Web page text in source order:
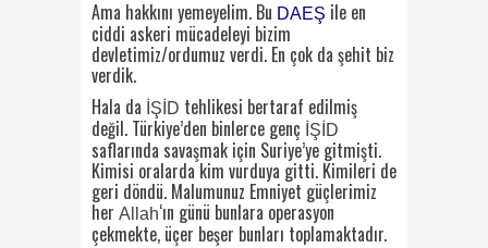
Ama hakkını yemeyelim. Bu DAEŞ ile en
ciddi askeri mücadeleyi bizim
devletimiz/ordumuz verdi. En çok da şehit biz
verdik.
Hala da İŞİD tehlikesi bertaraf edilmiş
değil. Türkiye’den binlerce genç İŞİD
saflarında savaşmak için Suriye’ye gitmişti.
Kimisi oralarda kim vurduya gitti. Kimileri de
geri döndü. Malumunuz Emniyet güçlerimiz
her Allah‘ın günü bunlara operasyon
çekmekte, üçer beşer bunları toplamaktadır.